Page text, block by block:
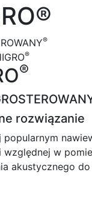
®
®
®
rozwiązanie
popularnym
w
akustycznego